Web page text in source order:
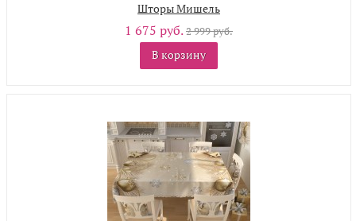
Шторы Мишель
1 675 руб.2 999 руб.
В корзину